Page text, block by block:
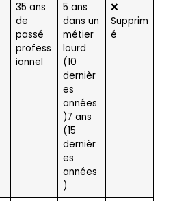
35 ans
de
passé
profess
ionnel
5 ans
dans un
métier
lourd
(10
dernièr
es
années
)7 ans
(15
dernièr
es
années
)
❌
Supprim
é